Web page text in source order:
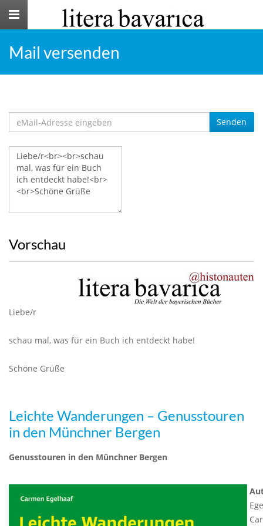
Toggle
Mail versenden
Senden
Vorschau
Liebe/r
schau mal, was für ein Buch ich entdeckt habe!
Schöne Grüße
Leichte Wanderungen – Genusstouren
in den Münchner Bergen
Genusstouren in den Münchner Bergen